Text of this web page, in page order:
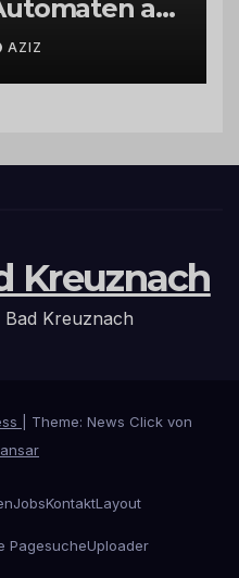
am
in
AZIZ
Kreuznach
Kreuznach
Theme: News Click von
JobsKontaktLayout
PagesucheUploader